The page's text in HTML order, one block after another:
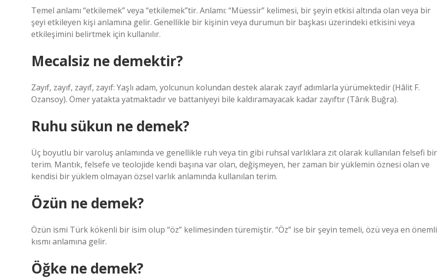
Temel anlamı “etkilemek” veya “etkilemek”tir. Anlamı: “Müessir” kelimesi, bir şeyin etkisi altında olan veya bir
şeyi etkileyen kişi anlamına gelir. Genellikle bir kişinin veya durumun bir başkası üzerindeki etkisini veya
etkileşimini belirtmek için kullanılır.
Mecalsiz ne demektir?
Zayıf, zayıf, zayıf, zayıf: Yaşlı adam, yolcunun kolundan destek alarak zayıf adımlarla yürümektedir (Hâlit F.
Ozansoy). Ömer yatakta yatmaktadır ve battaniyeyi bile kaldıramayacak kadar zayıftır (Târık Buğra).
Ruhu sükun ne demek?
Üç boyutlu bir varoluş anlamında ve genellikle ruh veya tin gibi ruhsal varlıklara zıt olarak kullanılan felsefi bir
terim. Mantık, felsefe ve teolojide kendi başına var olan, değişmeyen, her zaman bir yüklemin öznesi olan ve
kendisi bir yüklem olmayan özsel varlık anlamında kullanılan terim.
Özün ne demek?
Özün ismi Türk kökenli bir isim olup “öz” kelimesinden türemiştir. “Öz” ise bir şeyin temeli, özü veya en önemli
kısmı anlamına gelir.
Öğke ne demek?